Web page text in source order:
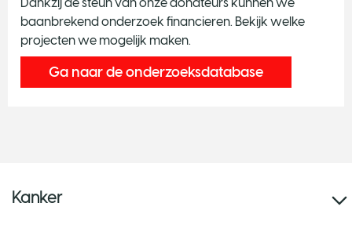
baanbrekend onderzoek financieren. Bekijk welke
projecten we mogelijk maken.
Ga naar de onderzoeksdatabase
Kanker